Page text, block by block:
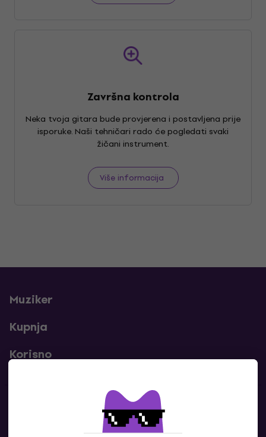
Završna kontrola
Neka tvoja gitara bude provjerena i postavljena prije
isporuke. Naši tehničari rado će pogledati svaki
žičani instrument.
Više informacija
Muziker
Kupnja
Korisno
Kontakti